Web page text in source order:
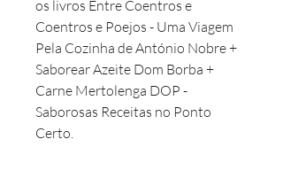
os livros Entre Coentros e
Coentros e Poejos - Uma Viagem
Pela Cozinha de António Nobre +
Saborear Azeite Dom Borba +
Carne Mertolenga DOP -
Saborosas Receitas no Ponto
Certo.